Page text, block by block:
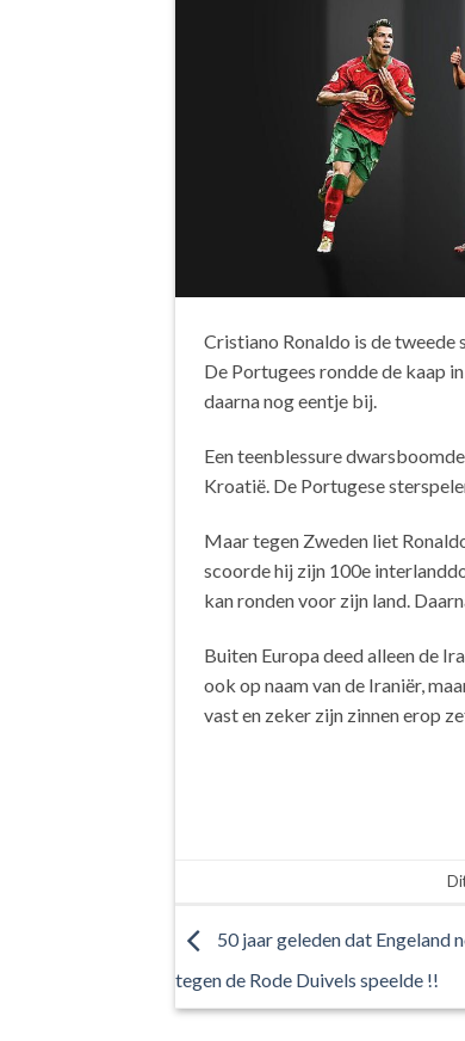
Cristiano Ronaldo is de tweede
De Portugees rondde de kaap
daarna nog eentje bij.
Een teenblessure
Kroatië. De Portugese
Maar tegen Zweden liet
scoorde hij zijn 100e
kan ronden voor zijn land.
Buiten Europa deed alleen de
ook op naam van de Iraniër,
vast en zeker zijn zinnen erop
50 jaar geleden dat Engeland
tegen de Rode Duivels speelde !!